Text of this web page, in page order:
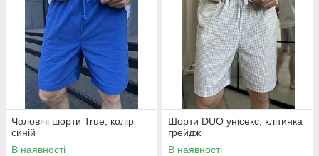
Чоловічі шорти True, колір
синій
В наявності
Шорти DUO унісекс, клітинка
грейдж
В наявності